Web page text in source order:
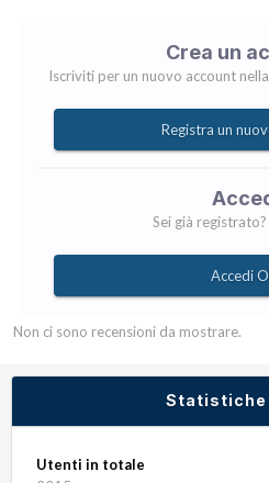
Crea un
Iscriviti per un nuovo account
Registra un
Sei già
Accedi
Non ci sono recensioni da mostrare.
Statistiche
Utenti in totale